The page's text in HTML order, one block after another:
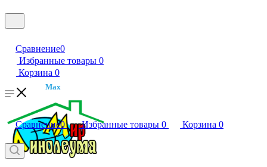
Сравнение0
Избранные товары 0
Корзина 0
Max
Сравнение0 Избранные товары 0 Корзина 0